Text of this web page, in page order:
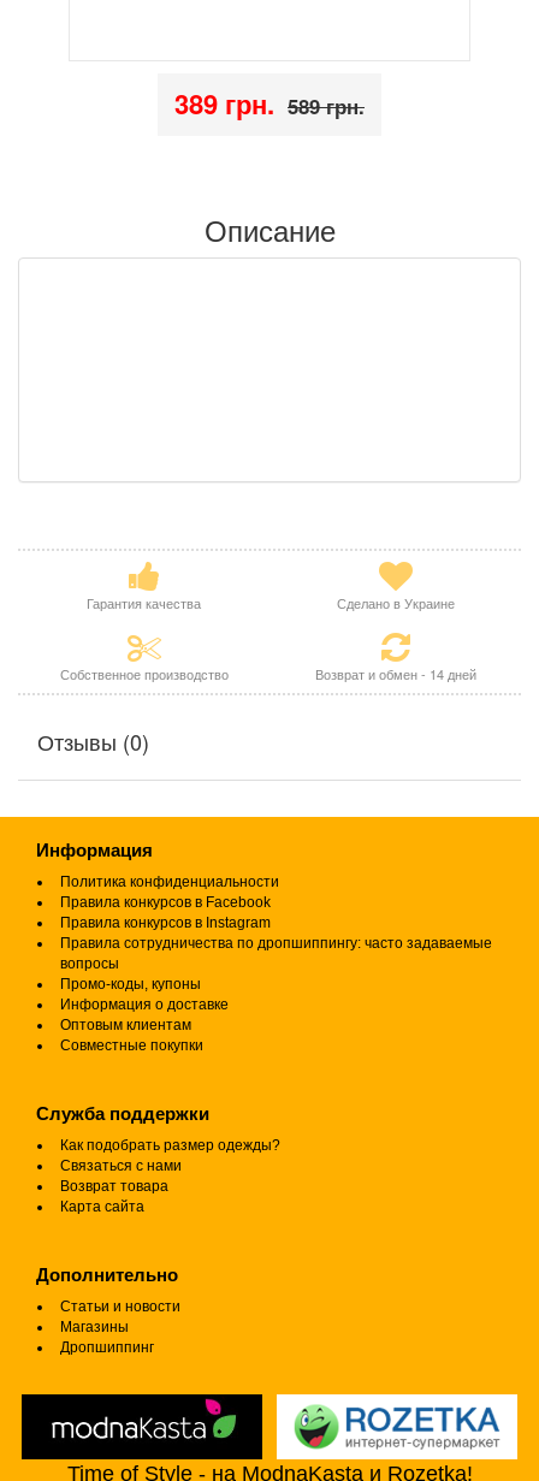
389 грн. 589 грн.
Описание
Гарантия качества Сделано в Украине
Собственное производство Возврат и обмен - 14 дней
Отзывы (0)
Информация
Политика конфиденциальности
Правила конкурсов в Facebook
Правила конкурсов в Instagram
Правила сотрудничества по дропшиппингу: часто задаваемые
вопросы
Промо-коды, купоны
Информация о доставке
Оптовым клиентам
Совместные покупки
Служба поддержки
Как подобрать размер одежды?
Связаться с нами
Возврат товара
Карта сайта
Дополнительно
Статьи и новости
Магазины
Дропшиппинг
Time of Style - на ModnaKasta и Rozetka!